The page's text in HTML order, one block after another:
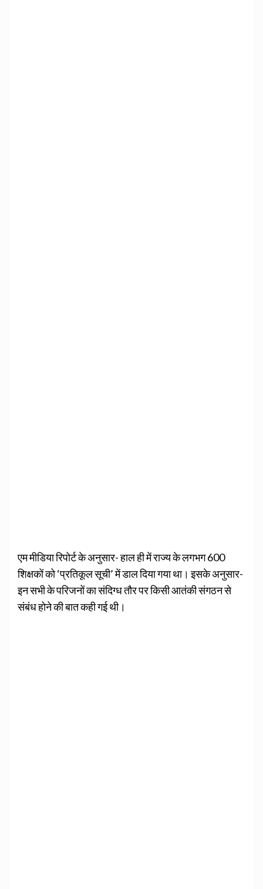
एम मीडिया रिपोर्ट के अनुसार- हाल ही में राज्य के लगभग 600
शिक्षकों को ‘प्रतिकूल सूची’ में डाल दिया गया था। इसके अनुसार-
इन सभी के परिजनों का संदिग्ध तौर पर किसी आतंकी संगठन से
संबंध होने की बात कही गई थी।